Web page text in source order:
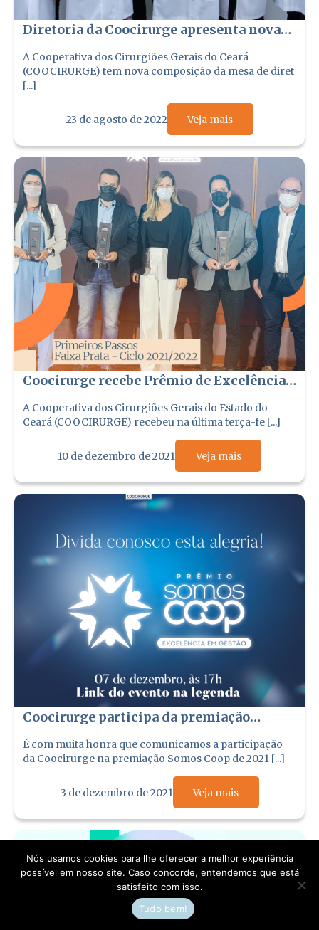
Diretoria da Coocirurge apresenta nova
composição
A Cooperativa dos Cirurgiões Gerais do Ceará
(COOCIRURGE) tem nova composição da mesa de diret
[...]
23 de agosto de 2022 Veja mais
Coocirurge recebe Prêmio de Excelência
em Gestão 2021
A Cooperativa dos Cirurgiões Gerais do Estado do
Ceará (COOCIRURGE) recebeu na última terça-fe [...]
10 de dezembro de 2021 Veja mais
Coocirurge participa da premiação
SomosCoop 2021
É com muita honra que comunicamos a participação
da Coocirurge na premiação Somos Coop de 2021 [...]
3 de dezembro de 2021 Veja mais
Nós usamos cookies para lhe oferecer a melhor experiência
possível em nosso site. Caso concorde, entendemos que está
satisfeito com isso.
Tudo bem!